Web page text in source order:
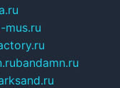
mus.ru
bandamn.ru